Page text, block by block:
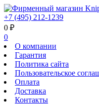
+7 (495) 212-1239
0 ₽
0
О компании
Гарантия
Политика сайта
Пользовательское
Оплата
Доставка
Контакты